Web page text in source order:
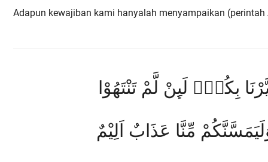
Adapun kewajiban kami hanyalah menyampaikan (perintah
بِكُمْۚ لَىِٕنْ لَّمْ تَنْتَهُوْا
مِّنَّا عَذَابٌ اَلِيْمٌ